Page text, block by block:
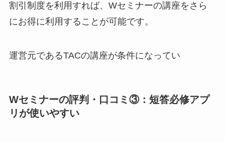
割引制度を利用すれば、Wセミナーの講座をさら
にお得に利用することが可能です。
運営元であるTACの講座が条件になってい
Wセミナーの評判・口コミ③：短答必修アプ
リが使いやすい